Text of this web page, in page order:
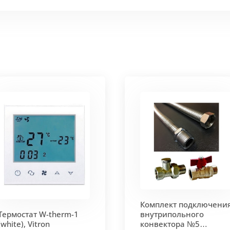
покрытием чёрного цвета.
- золото, бронза, чёрный, серебро (без доплат)
решетки - 13мм.Может быть изменена на 10 или 18
W-therm-1
Vitron
Комплект
внутрипольного
конвектора №5